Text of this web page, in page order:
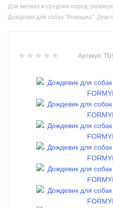
Для мелких и средних пород,
Дождевик для собак "Ромашка".
Артикул: